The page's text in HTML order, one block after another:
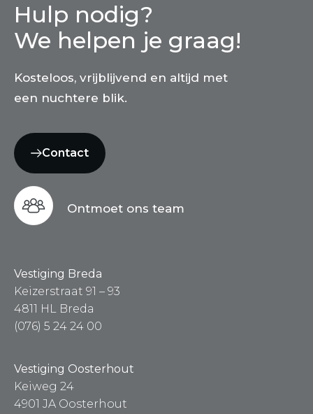
Hulp nodig?
We helpen je graag!
Kosteloos, vrijblijvend en altijd met
een nuchtere blik.
Contact
Ontmoet ons team
Vestiging Breda
Keizerstraat 91 – 93
4811 HL Breda
(076) 5 24 24 00
Vestiging Oosterhout
Keiweg 24
4901 JA Oosterhout